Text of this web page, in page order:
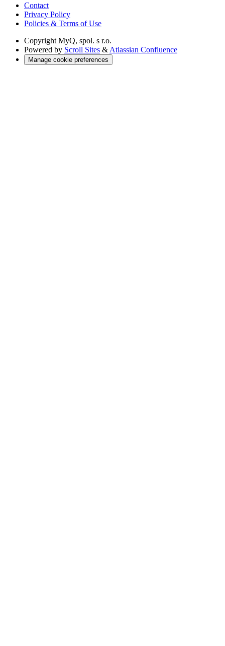
Contact
Privacy Policy
Policies & Terms of Use
Copyright MyQ, spol. s r.o.
Powered by Scroll Sites & Atlassian Confluence
Manage cookie preferences